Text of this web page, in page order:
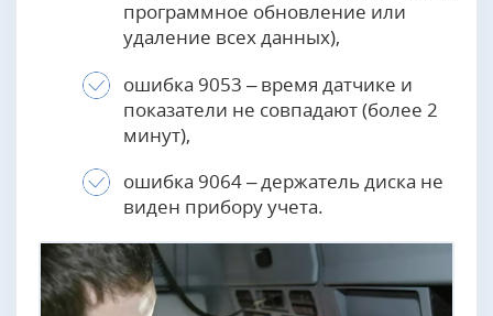
программное обновление или
удаление всех данных),
ошибка 9053 – время датчике и
показатели не совпадают (более 2
минут),
ошибка 9064 – держатель диска не
виден прибору учета.